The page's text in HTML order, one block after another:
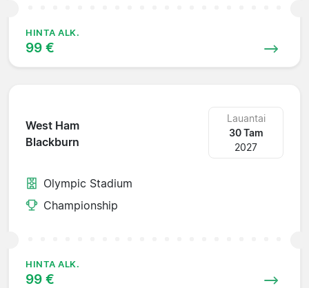
HINTA ALK.
99 €
West Ham
Blackburn
Lauantai
30 Tam
2027
Olympic Stadium
Championship
HINTA ALK.
99 €